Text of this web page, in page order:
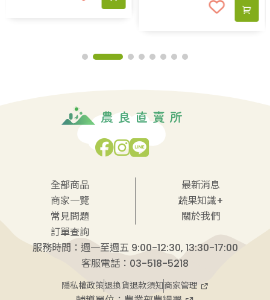
全部商品
最新消息
商家一覽
蔬果知識+
常見問題
關於我們
訂單查詢
服務時間：週一至週五 9:00-12:30, 13:30-17:00
客服電話：03-518-5218
隱私權政策退換貨退款須知商家管理